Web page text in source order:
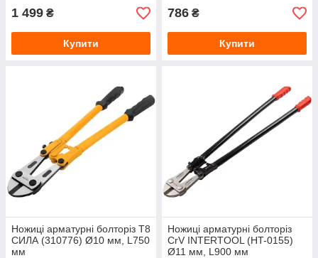
1 499 ₴
Купити
786 ₴
Купити
Ножиці арматурні болторіз T8
СИЛА (310776) Ø10 мм, L750
мм
Ножиці арматурні болторіз
CrV INTERTOOL (HT-0155)
Ø11 мм, L900 мм